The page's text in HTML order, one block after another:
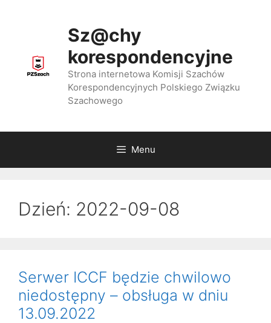
Sz@chy
korespondencyjne
Strona internetowa Komisji Szachów
Korespondencyjnych Polskiego Związku
Szachowego
Menu
Dzień: 2022-09-08
Serwer ICCF będzie chwilowo
niedostępny – obsługa w dniu
13.09.2022